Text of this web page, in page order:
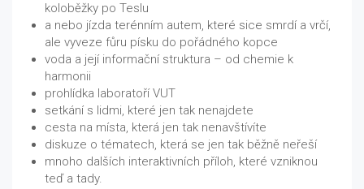
koloběžky po Teslu
a nebo jízda terénním autem, které sice smrdí a vrčí,
ale vyveze fůru písku do pořádného kopce
voda a její informační struktura – od chemie k
harmonii
prohlídka laboratoří VUT
setkání s lidmi, které jen tak nenajdete
cesta na místa, která jen tak nenavštívíte
diskuze o tématech, která se jen tak běžně neřeší
mnoho dalších interaktivních příloh, které vzniknou
teď a tady.